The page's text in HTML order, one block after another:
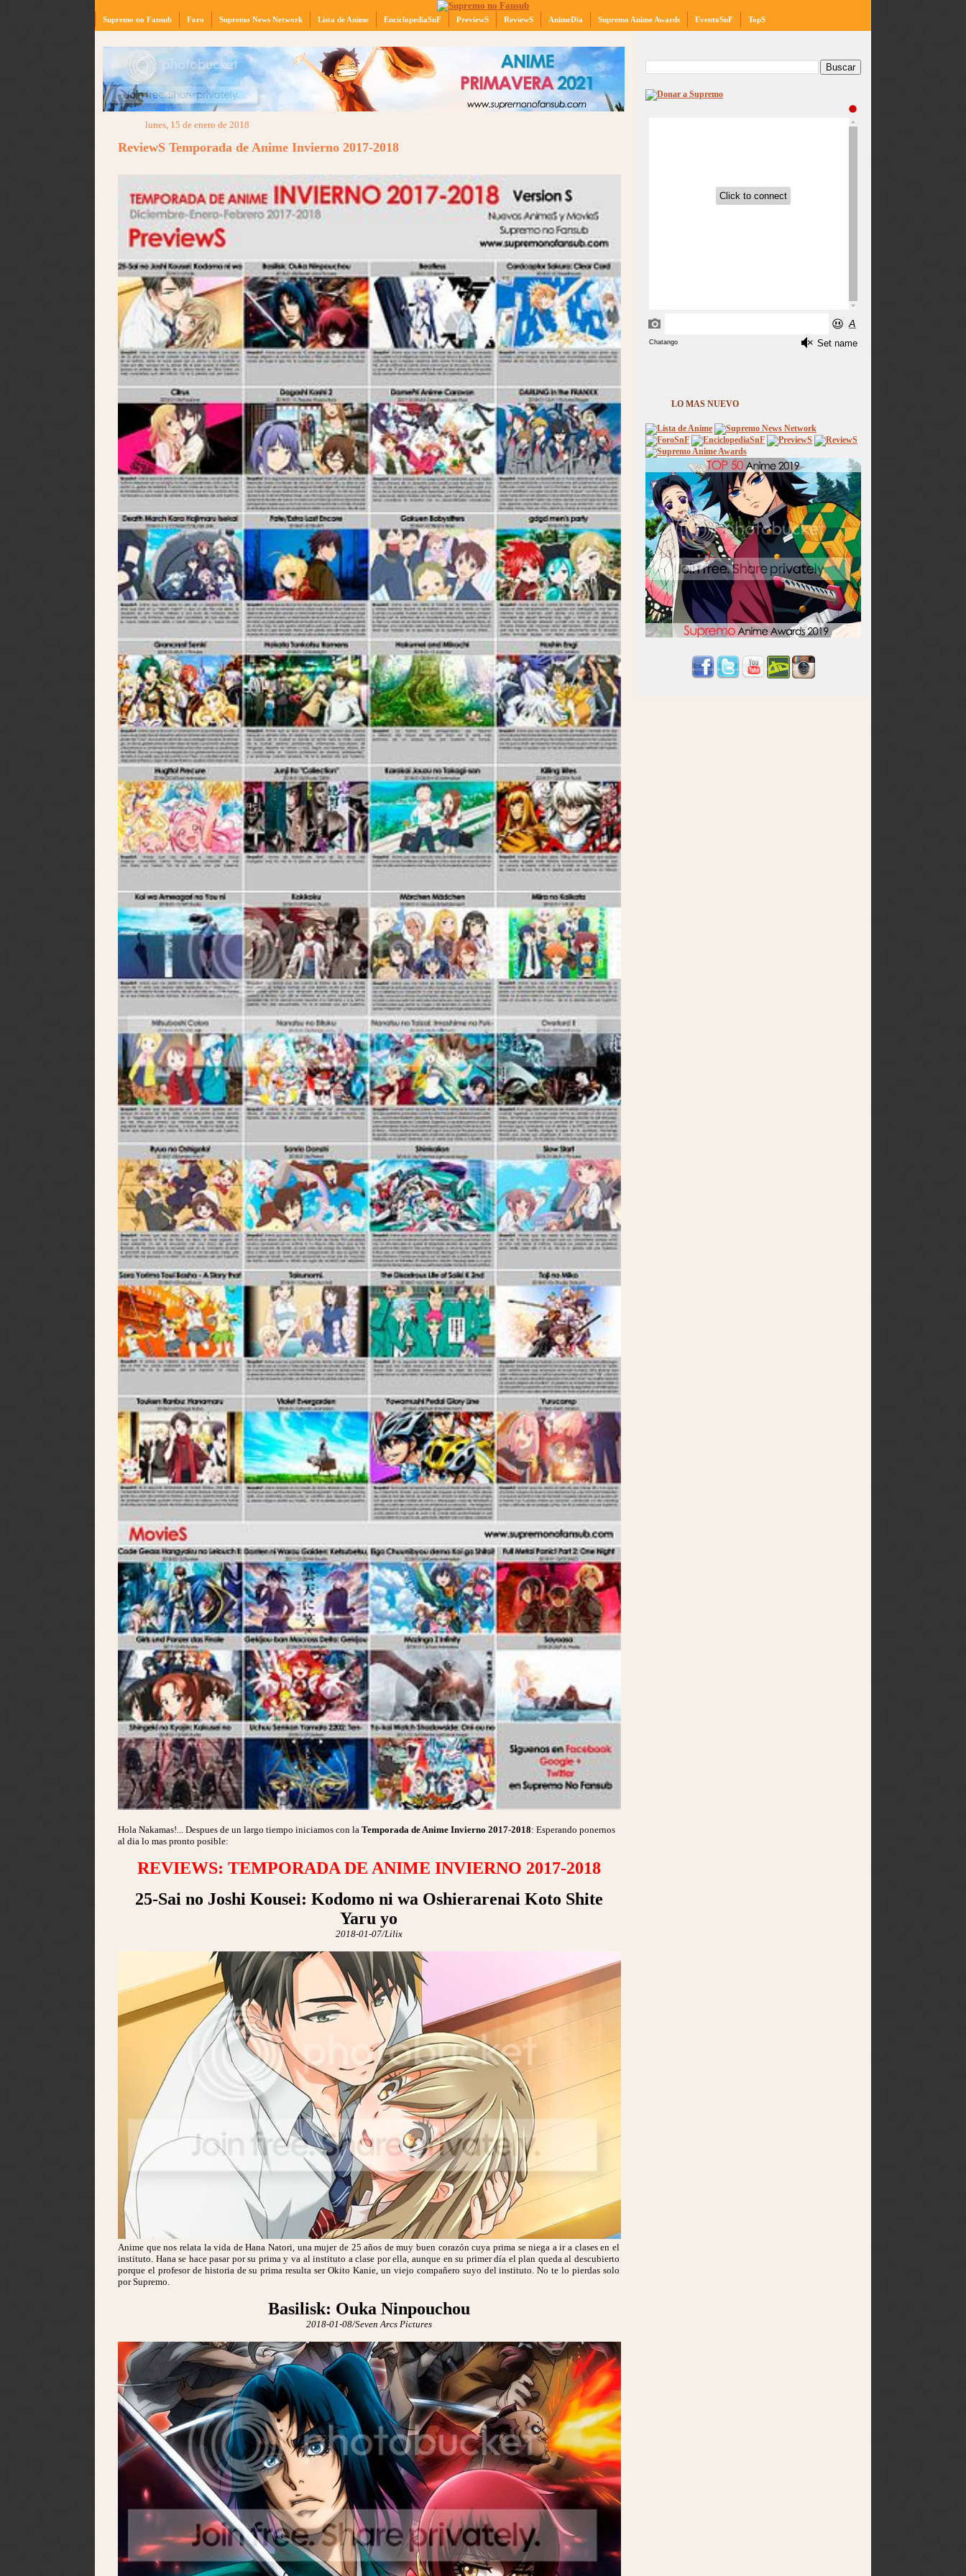
Supremo no Fansub Foro Supremo News Network Lista de Anime EnciclopediaSnF PreviewS ReviewS AnimeDia Supremo Anime Awards EventoSnF TopS
lunes, 15 de enero de 2018
ReviewS Temporada de Anime Invierno 2017-2018
Hola Nakamas!... Despues de un largo tiempo iniciamos con la Temporada de Anime Invierno 2017-2018: Esperando ponernos
al dia lo mas pronto posible:
REVIEWS: TEMPORADA DE ANIME INVIERNO 2017-2018
25-Sai no Joshi Kousei: Kodomo ni wa Oshierarenai Koto Shite
Yaru yo
2018-01-07/Lilix
Anime que nos relata la vida de Hana Natori, una mujer de 25 años de muy buen corazón cuya prima se niega a ir a clases en el
instituto. Hana se hace pasar por su prima y va al instituto a clase por ella, aunque en su primer día el plan queda al descubierto
porque el profesor de historia de su prima resulta ser Okito Kanie, un viejo compañero suyo del instituto. No te lo pierdas solo
por Supremo.
Basilisk: Ouka Ninpouchou
2018-01-08/Seven Arcs Pictures
LO MAS NUEVO